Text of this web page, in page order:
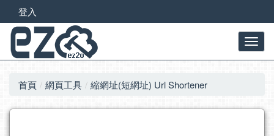
登入
首頁 網頁工具 縮網址(短網址) Url Shortener